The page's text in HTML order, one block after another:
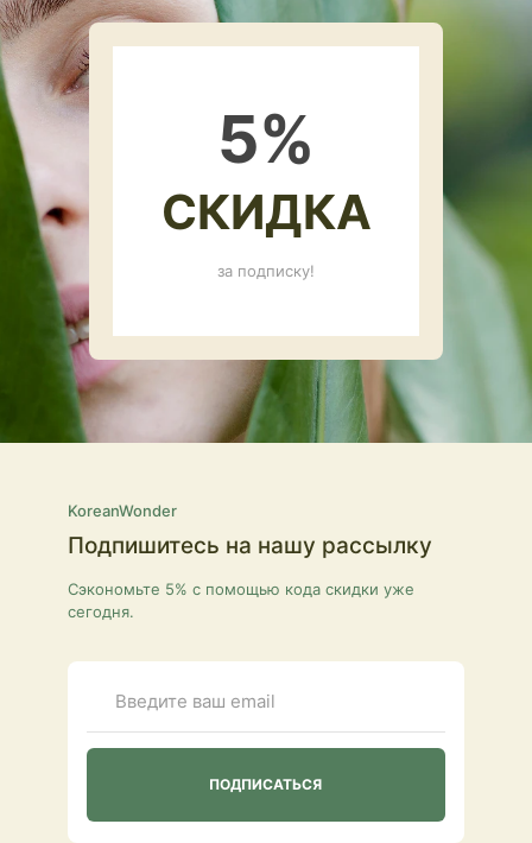
5%
СКИДКА
за подписку!
KoreanWonder
Подпишитесь на нашу рассылку
Сэкономьте 5% с помощью кода скидки уже
сегодня.